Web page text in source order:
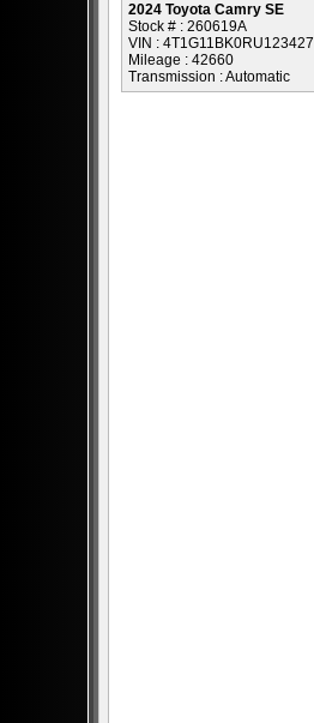
2024 Toyota Camry SE
Stock # : 260619A
VIN : 4T1G11BK0RU123427
Mileage : 42660
Transmission : Automatic